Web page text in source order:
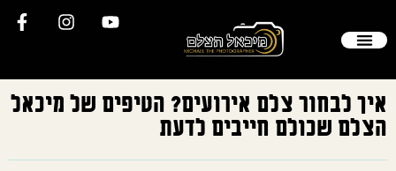
איך לבחור צלם אירועים? הטיפים של מיכאל
הצלם שכולם חייבים לדעת